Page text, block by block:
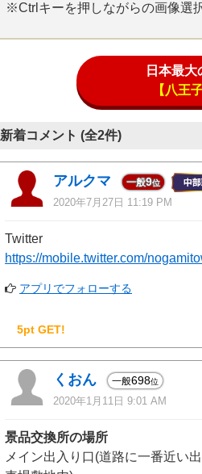
※Ctrlキーを押しながらの画像選
日本最
【八王
新着コメント (全2件)
アルクマ 一般9位
2020年7月27日 11:19 PM
Twitter
https://mobile.twitter.com/
アプリでフォローする
5pt GET!
くおん 一般698位
2020年1月11日 9:01 AM
景品交換所の場所
メイン出入り口(道路に一番近い